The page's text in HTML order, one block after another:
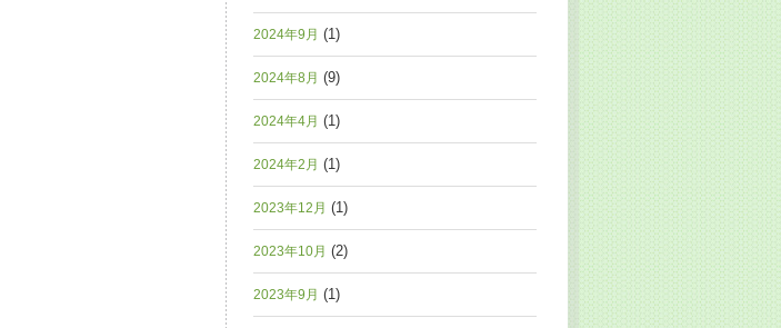
2024年9月 (1)
2024年8月 (9)
2024年4月 (1)
2024年2月 (1)
2023年12月 (1)
2023年10月 (2)
2023年9月 (1)